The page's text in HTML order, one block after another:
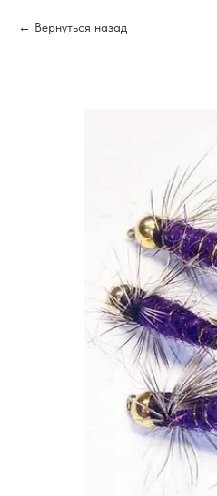
Вернуться назад